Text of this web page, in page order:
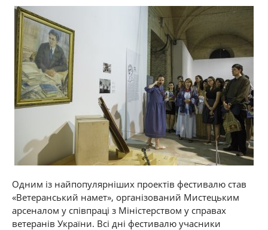
Одним із найпопулярніших проектів фестивалю став
«Ветеранський намет», організований Мистецьким
арсеналом у співпраці з Міністерством у справах
ветеранів України. Всі дні фестивалю учасники